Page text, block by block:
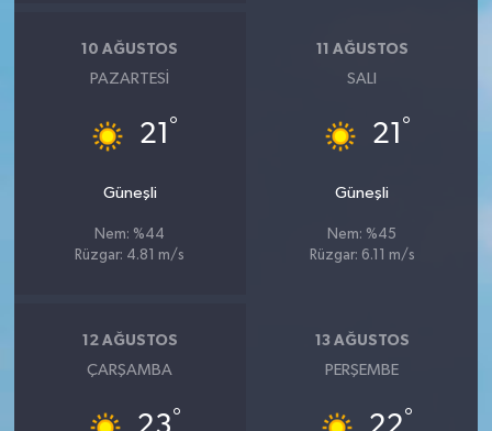
10 AĞUSTOS
PAZARTESI
21 °
Güneşli
Nem: %44
Rüzgar: 4.81 m/s
11 AĞUSTOS
SALI
21 °
Güneşli
Nem: %45
Rüzgar: 6.11 m/s
12 AĞUSTOS
ÇARŞAMBA
°
13 AĞUSTOS
PERŞEMBE
°